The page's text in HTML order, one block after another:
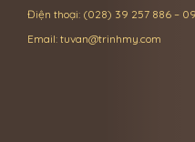
Điện thoại: (028) 39 257 886 –
Email: tuvan@trinhmy.com